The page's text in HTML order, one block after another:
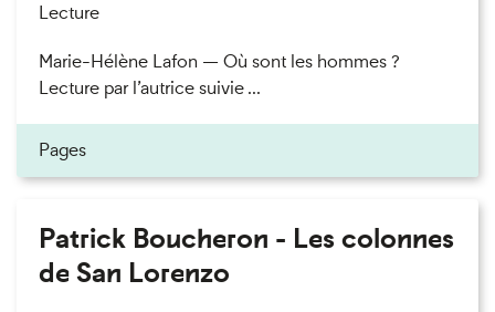
Lecture
Marie-Hélène Lafon — Où sont les hommes ?
Lecture par l’autrice suivie ...
Pages
Patrick Boucheron - Les colonnes
de San Lorenzo